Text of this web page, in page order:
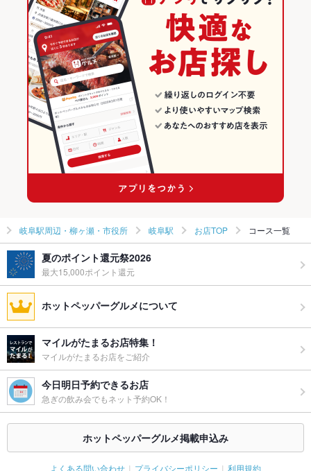
韓国料理
韓国料理全般
岐阜駅周辺・柳ヶ瀬・市役所 × 韓国料理
岐阜駅周辺・柳ヶ瀬・市役所 × 韓国料理全般
名鉄岐阜駅 × 韓国料理
名鉄岐阜駅 × 韓国料理全般
岐阜 × 居酒屋
岐阜 × 洋・和洋・各国料理・その他
岐阜 × 韓国料理
岐阜 × 韓国料理全般
岐阜駅周辺・柳ヶ瀬・市役所のグルメランキング
岐阜駅周辺・柳ヶ瀬・市役所の居酒屋ランキング
岐阜駅のグルメランキング
岐阜駅の居酒屋ランキング
岐阜駅周辺・柳ヶ瀬・市役所 岐阜駅 お店TOP コース一覧
夏のポイント還元祭2026
最大15,000ポイント還元
ホットペッパーグルメについて
マイルがたまるお店特集！
マイルがたまるお店をご紹介
今日明日予約できるお店
急ぎの飲み会でもネット予約OK！
ホットペッパーグルメ掲載申込み
よくある問い合わせ プライバシーポリシー 利用規約